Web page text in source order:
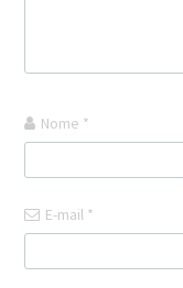
Nome *
E-mail *